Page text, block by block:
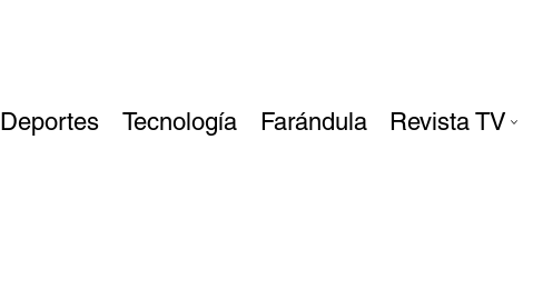
Deportes Tecnología Farándula Revista TV